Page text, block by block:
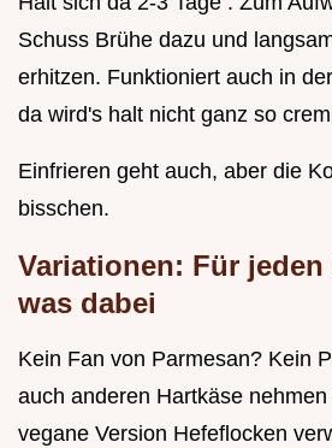
Schuss Brühe dazu und
erhitzen. Funktioniert auch in
da wird's halt nicht ganz so
Einfrieren geht auch, aber die
bisschen.
Variationen: Für jeden
was dabei
Kein Fan von Parmesan? Kein
auch anderen Hartkäse
vegane Version Hefeflocken